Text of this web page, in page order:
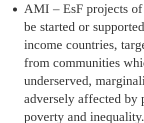
AMI – EsF projects
be started or
income countries,
from communities
underserved,
adversely affected by
poverty and inequality.